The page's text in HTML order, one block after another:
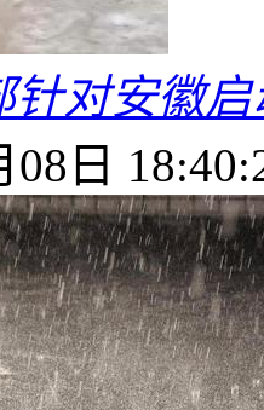
针对安徽
08日